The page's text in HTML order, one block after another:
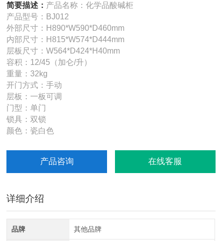
简要描述： 产品名称：化学品酸碱柜
产品型号：BJ012
外部尺寸：H890*W590*D460mm
内部尺寸：H815*W574*D444mm
层板尺寸：W564*D424*H40mm
容积：12/45（加仑/升）
重量：32kg
开门方式：手动
层板：一板可调
门型：单门
锁具：双锁
颜色：瓷白色
产品咨询 在线客服
详细介绍
品牌 其他品牌